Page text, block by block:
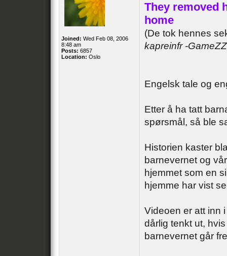
Joined: Wed Feb 08, 2006
8:48 am
Posts: 6857
Location: Oslo
They removed
home
(De tok hennes
kapreinfr -
Engelsk tale og
Etter å ha tatt
spørsmål, så ble
Historien kaster
barnevernet og
hjemmet som en
hjemme har vist
Videoen er att inn
dårlig tenkt ut,
barnevernet går